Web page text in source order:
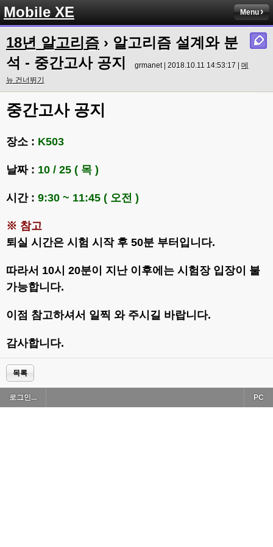
Mobile XE Menu
18년 알고리즘 › 알고리즘 설계와 분
석 - 중간고사 공지
grmanet | 2018.10.11 14:53:17 | 메
뉴 건너뛰기
중간고사 공지
장소 : K503
날짜 : 10 / 25 ( 목 )
시간 : 9:30 ~ 11:45 ( 오전 )
※ 참고
퇴실 시간은 시험 시작 후 50분 부터입니다.
따라서 10시 20분이 지난 이후에는 시험장 입장이 불
가능합니다.
이점 참고하셔서 일찍 와 주시길 바랍니다.
감사합니다.
목록
로그인... PC